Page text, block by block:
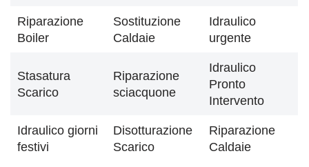
Riparazione
Boiler
Sostituzione
Caldaie
Idraulico
urgente
Stasatura
Scarico
Riparazione
sciacquone
Idraulico
Pronto
Intervento
Idraulico giorni
festivi
Disotturazione
Scarico
Riparazione
Caldaie